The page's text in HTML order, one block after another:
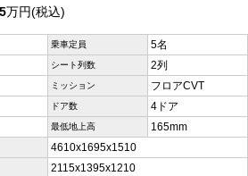
万円(税込)
乗車定員 5名
シート列数 2列
ミッション フロアCVT
ドア数 4ドア
最低地上高 165mm
4610x1695x1510
2115x1395x1210